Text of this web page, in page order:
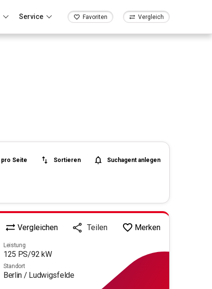
Service Favoriten Vergleich
pro Seite Sortieren Suchagent anlegen
Vergleichen Teilen Merken
Leistung
125 PS/92 kW
Standort
Berlin / Ludwigsfelde